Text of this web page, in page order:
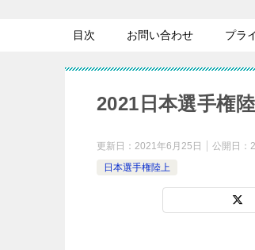
目次 お問い合わせ プラ
2021日本選手権
更新日： 2021年6月25日 公開日：
日本選手権陸上